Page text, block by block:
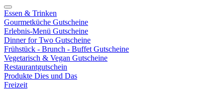
Essen & Trinken
Gourmetküche Gutscheine
Erlebnis-Menü Gutscheine
Dinner for Two Gutscheine
Frühstück - Brunch - Buffet Gutscheine
Vegetarisch & Vegan Gutscheine
Restaurantgutschein
Produkte Dies und Das
Freizeit